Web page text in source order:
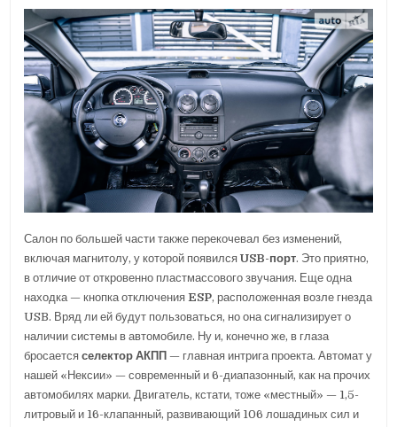
Салон по большей части также перекочевал без изменений,
включая магнитолу, у которой появилсяUSB-порт. Это приятно,
в отличие от откровенно пластмассового звучания. Еще одна
находка — кнопка отключенияESP, расположенная возле гнезда
USB. Вряд ли ей будут пользоваться, но она сигнализирует о
наличии системы в автомобиле. Ну и, конечно же, в глаза
бросаетсяселектор АКПП — главная интрига проекта. Автомат у
нашей «Нексии» — современный и 6-диапазонный, как на прочих
автомобилях марки. Двигатель, кстати, тоже «местный» — 1,5-
литровый и 16-клапанный, развивающий 106 лошадиных сил и